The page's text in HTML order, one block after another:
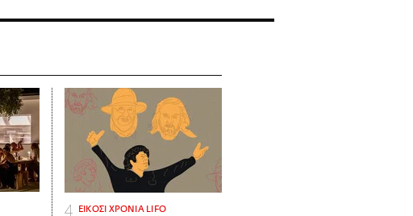
ΕΙΚΟΣΙ ΧΡΟΝΙΑ LIFO